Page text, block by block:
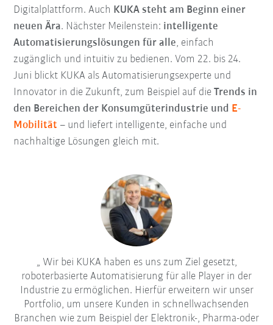
Digitalplattform. Auch KUKA steht am Beginn einer
neuen Ära. Nächster Meilenstein: intelligente
Automatisierungslösungen für alle, einfach
zugänglich und intuitiv zu bedienen. Vom 22. bis 24.
Juni blickt KUKA als Automatisierungsexperte und
Innovator in die Zukunft, zum Beispiel auf dieTrends in
den Bereichen der Konsumgüterindustrie und E-
Mobilität – und liefert intelligente, einfache und
nachhaltige Lösungen gleich mit.
Wir bei KUKA haben es uns zum Ziel gesetzt,
roboterbasierte Automatisierung für alle Player in der
Industrie zu ermöglichen. Hierfür erweitern wir unser
Portfolio, um unsere Kunden in schnellwachsenden
Branchen wie zum Beispiel der Elektronik-, Pharma-oder